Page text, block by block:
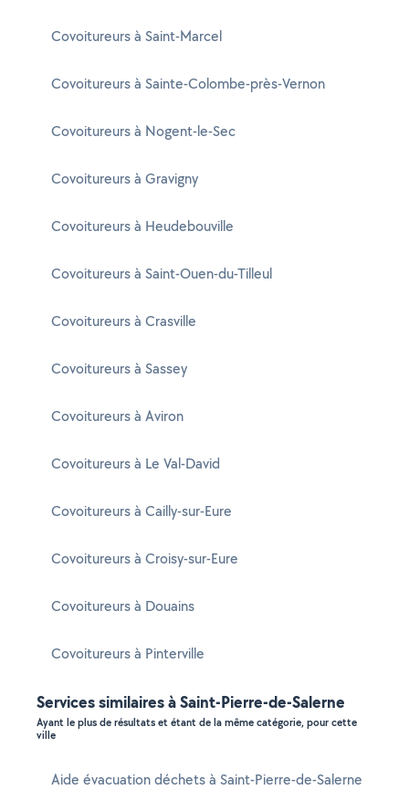
Covoitureurs à Saint-Marcel
Covoitureurs à Sainte-Colombe-près-Vernon
Covoitureurs à Nogent-le-Sec
Covoitureurs à Gravigny
Covoitureurs à Heudebouville
Covoitureurs à Saint-Ouen-du-Tilleul
Covoitureurs à Crasville
Covoitureurs à Sassey
Covoitureurs à Aviron
Covoitureurs à Le Val-David
Covoitureurs à Cailly-sur-Eure
Covoitureurs à Croisy-sur-Eure
Covoitureurs à Douains
Covoitureurs à Pinterville
Services similaires à Saint-Pierre-de-Salerne
Ayant le plus de résultats et étant de la même catégorie, pour cette
ville
Aide évacuation déchets à Saint-Pierre-de-Salerne